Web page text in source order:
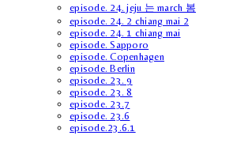
episode. 24. jeju 는 march 봄
episode. 24. 2 chiang mai 2
episode. 24. 1 chiang mai
episode. Sapporo
episode. Copenhagen
episode. Berlin
episode. 23. 9
episode. 23. 8
episode. 23.7
episode. 23.6
episode.23.6.1